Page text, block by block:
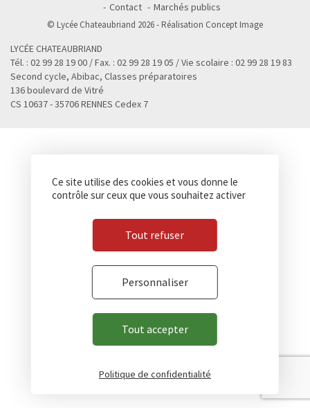
Contact
Marchés publics
© Lycée Chateaubriand 2026 - Réalisation Concept Image
LYCÉE CHATEAUBRIAND
Tél. : 02 99 28 19 00 / Fax. : 02 99 28 19 05 / Vie scolaire : 02 99 28 19 83
Second cycle, Abibac, Classes préparatoires
136 boulevard de Vitré
CS 10637 - 35706 RENNES Cedex 7
Ce site utilise des cookies et vous donne le
contrôle sur ceux que vous souhaitez activer
Tout accepter
Tout refuser
Personnaliser
Politique de confidentialité